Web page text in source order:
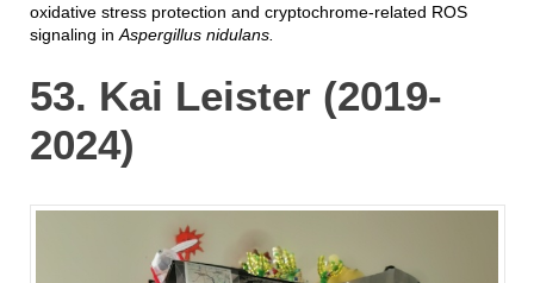
oxidative stress protection and cryptochrome-related ROS
signaling in Aspergillus nidulans.
53. Kai Leister (2019-
2024)